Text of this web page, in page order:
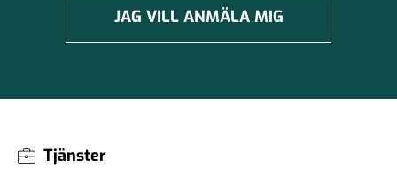
JAG VILL ANMÄLA MIG
Tjänster